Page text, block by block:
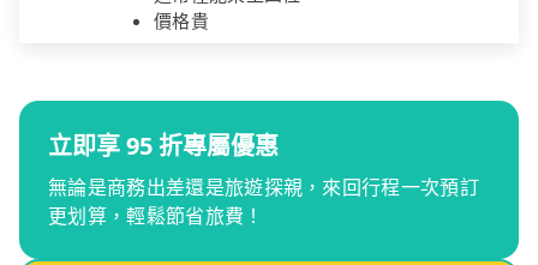
價格貴
立即享 95 折專屬優惠
無論是商務出差還是旅遊探親，來回行程一次預訂
更划算，輕鬆節省旅費！